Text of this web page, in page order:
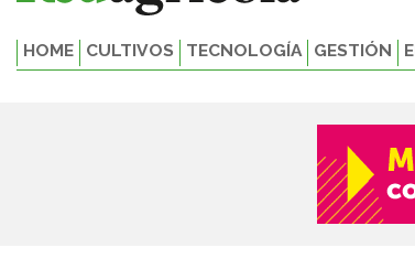
HOME CULTIVOS TECNOLOGÍA GESTIÓN